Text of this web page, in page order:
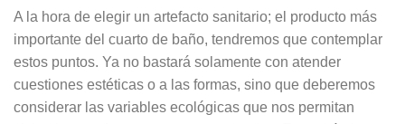
A la hora de elegir un artefacto sanitario; el producto más
importante del cuarto de baño, tendremos que contemplar
estos puntos. Ya no bastará solamente con atender
cuestiones estéticas o a las formas, sino que deberemos
considerar las variables ecológicas que nos permitan